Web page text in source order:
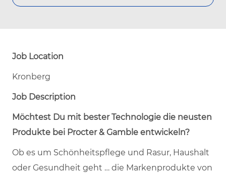
Job Location
Kronberg
Job Description
Möchtest Du mit bester Technologie die neusten
Produkte bei Procter & Gamble entwickeln?
Ob es um Schönheitspflege und Rasur, Haushalt
oder Gesundheit geht … die Markenprodukte von